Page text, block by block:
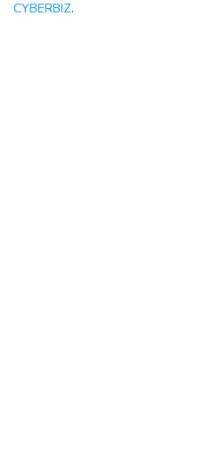
CYBERBIZ.